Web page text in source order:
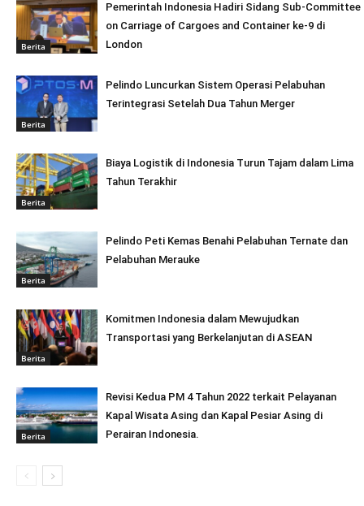
Berita
Pemerintah Indonesia Hadiri Sidang Sub-Committee
on Carriage of Cargoes and Container ke-9 di
London
Berita
Pelindo Luncurkan Sistem Operasi Pelabuhan
Terintegrasi Setelah Dua Tahun Merger
Berita
Biaya Logistik di Indonesia Turun Tajam dalam Lima
Tahun Terakhir
Berita
Pelindo Peti Kemas Benahi Pelabuhan Ternate dan
Pelabuhan Merauke
Berita
Komitmen Indonesia dalam Mewujudkan
Transportasi yang Berkelanjutan di ASEAN
Berita
Revisi Kedua PM 4 Tahun 2022 terkait Pelayanan
Kapal Wisata Asing dan Kapal Pesiar Asing di
Perairan Indonesia.